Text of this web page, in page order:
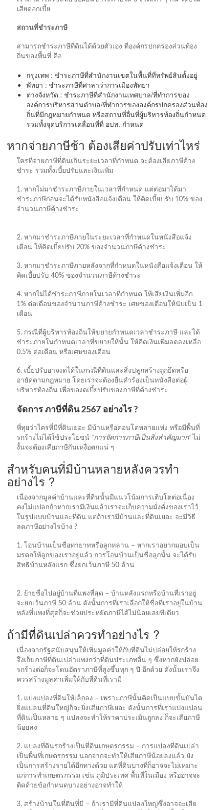
เสียดอกเบี้ย
สถานที่ชำระภาษี
สามารถชำระภาษีที่ดินได้ด้วยตัวเอง ที่องค์กรปกครองส่วนท้อง
ถิ่นของพื้นที่ คือ
กรุงเทพ : ชำระภาษีที่สำนักงานเขตในพื้นที่ที่ทรัพย์สินตั้งอยู่
พัทยา : ชำระภาษีที่ศาลาว่าการเมืองพัทยา
ต่างจังหวัด : ชำระภาษีที่สำนักงานเทศบาล/ที่ทำการของ
องค์การบริหารส่วนตำบล/ที่ทำการขององค์กรปกครองส่วนท้อง
ถิ่นที่มีกฎหมายกำหนด หรือสถานที่อื่นที่ผู้บริหารท้องถิ่นกำหนด
รวมทั้งจุดบริการเคลื่อนที่ที่ อปท. กำหนด
หากจ่ายภาษีช้า ต้องเสียค่าปรับเท่าไหร่
ใครที่จ่ายภาษีที่ดินเกินระยะเวลาที่กำหนด จะต้องเสียภาษีค้าง
ชำระ รวมทั้งเบี้ยปรับและเงินเพิ่ม
1. หากไม่มาชำระภาษีภายในเวลาที่กำหนด แต่ต่อมาได้มา
ชำระภาษีก่อนจะได้รับหนังสือแจ้งเตือน ให้คิดเบี้ยปรับ 10% ของ
จำนวนภาษีค้างชำระ
2. หากมาชำระภาษีภายในระยะเวลาที่กำหนดในหนังสือแจ้ง
เตือน ให้คิดเบี้ยปรับ 20% ของจำนวนภาษีค้างชำระ
3. หากมาชำระภาษีภายหลังจากที่กำหนดในหนังสือแจ้งเตือน ให้
คิดเบี้ยปรับ 40% ของจำนวนภาษีค้างชำระ
4. หากไม่ได้ชำระภาษีภายในเวลาที่กำหนด ให้เสียเงินเพิ่มอีก
1% ต่อเดือนของจำนวนภาษีค้างชำระ เศษของเดือนให้นับเป็น 1
เดือน
5. กรณีที่ผู้บริหารท้องถิ่นให้ขยายกำหนดเวลาชำระภาษี และได้
ชำระภายในกำหนดเวลาที่ขยายให้นั้น ให้คิดเงินเพิ่มลดลงเหลือ
0.5% ต่อเดือน หรือเศษของเดือน
6. เบี้ยปรับอาจงดได้ในกรณีที่ดินและสิ่งปลูกสร้างถูกยึดหรือ
อายัดตามกฎหมาย โดยเราจะต้องยื่นคำร้องเป็นหนังสือต่อผู้
บริหารท้องถิ่น เพื่อของดเบี้ยปรับของภาษีที่ค้างชำระ
จัดการ ภาษีที่ดิน 2567 อย่างไร ?
พี่ทุยว่าใครที่มีที่ดินเยอะ มีบ้านหรือคอนโดหลายแห่ง หรือมีพื้นที่
รกร้างไม่ได้ใช้ประโยชน์ “การจัดการภาษีเป็นสิ่งสำคัญมาก” ไม่
งั้นจะต้องเสียภาษีกันเหงื่อตกแน่ ๆ
สำหรับคนที่มีบ้านหลายหลังควรทำ
อย่างไร ?
เนื่องจากมูลค่าบ้านและที่ดินนั้นมีแนวโน้มการเติบโตต่อเนื่อง
คงไม่แปลกถ้าหากเรามีเงินแล้วเราจะเก็บความมั่งคั่งของเราไว้
ในรูปแบบบ้านและที่ดิน แต่ถ้าเรามีบ้านและที่ดินเยอะ จะมีวิธี
ลดภาษีอย่างไรบ้าง ?
1. โอนบ้านเป็นชื่อทายาทหรือลูกหลาน – หากเราอยากมอบเป็น
มรดกให้ลูกของเราอยู่แล้ว การโอนบ้านเป็นชื่อลูกนั้น จะได้รับ
สิทธิบ้านหลังแรก ซึ่งยกเว้นภาษี 50 ล้าน
2. ย้ายชื่อไปอยู่บ้านที่แพงที่สุด – บ้านหลังแรกหรือบ้านที่เราอยู่
จะยกเว้นภาษี 50 ล้าน ดังนั้นการที่เราเลือกให้ชื่อที่เราอยู่ในบ้าน
หลังที่แพงที่สุดก็จะช่วยประหยัดภาษีได้ไม่น้อยเลยทีเดียว
ถ้ามีที่ดินเปล่าควรทำอย่างไร ?
เนื่องจากรัฐสนับสนุนให้เพิ่มมูลค่าให้กับที่ดินไม่ปล่อยให้รกร้าง
จึงเก็บภาษีที่ดินเปล่าแพงกว่าที่ดินประเภทอื่น ๆ ซึ่งหากยังปล่อย
รกร้างต่อก็จะโดนอัตราภาษีที่สูงขึ้นทุก ๆ ปี อีกด้วย ดังนั้นเราจึง
ควรสร้างมูลค่าเพิ่มให้กับที่ดินที่เรามี
1. แบ่งแปลงที่ดินให้เล็กลง – เพราะภาษีนั้นคิดเป็นแบบขั้นบันได
ยิ่งแปลนที่ดินใหญ่ก็จะยิ่งเสียภาษีเยอะ ดังนั้นการที่เราแบ่งแปลน
ที่ดินเป็นหลาย ๆ แปลงจะทำให้ราคาประเมินถูกลง ก็จะเสียภาษี
น้อยลง
2. แปลงที่ดินรกร้างเป็นที่ดินเกษตรกรรม – การแปลงที่ดินเปล่า
เป็นพื้นที่เกษตรกรรม นอกจากจะทำให้เสียภาษีน้อยลงแล้ว ยัง
เป็นการสร้างรายได้อีกทางด้วย แต่ที่ดินบางที่ก็อาจจะไม่เหมาะ
แก่การทำเกษตรกรรม เช่น ภูมิประเทศ พื้นที่ในเมือง หรืออาจจะ
ติดด้วยข้อกำหนดบางอย่างอาจทำให้
3. สร้างบ้านในที่ดินที่มี – ถ้าเรามีที่ดินแปลงใหญ่ซึ่งอาจจะเสีย